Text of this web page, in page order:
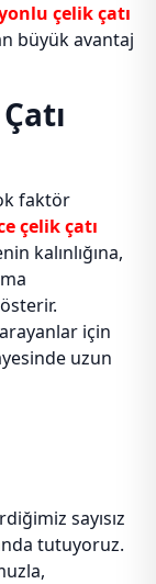
çelik çatı
büyük avantaj
faktör
çelik çatı
kalınlığına,
için
uzun
sayısız
tutuyoruz.